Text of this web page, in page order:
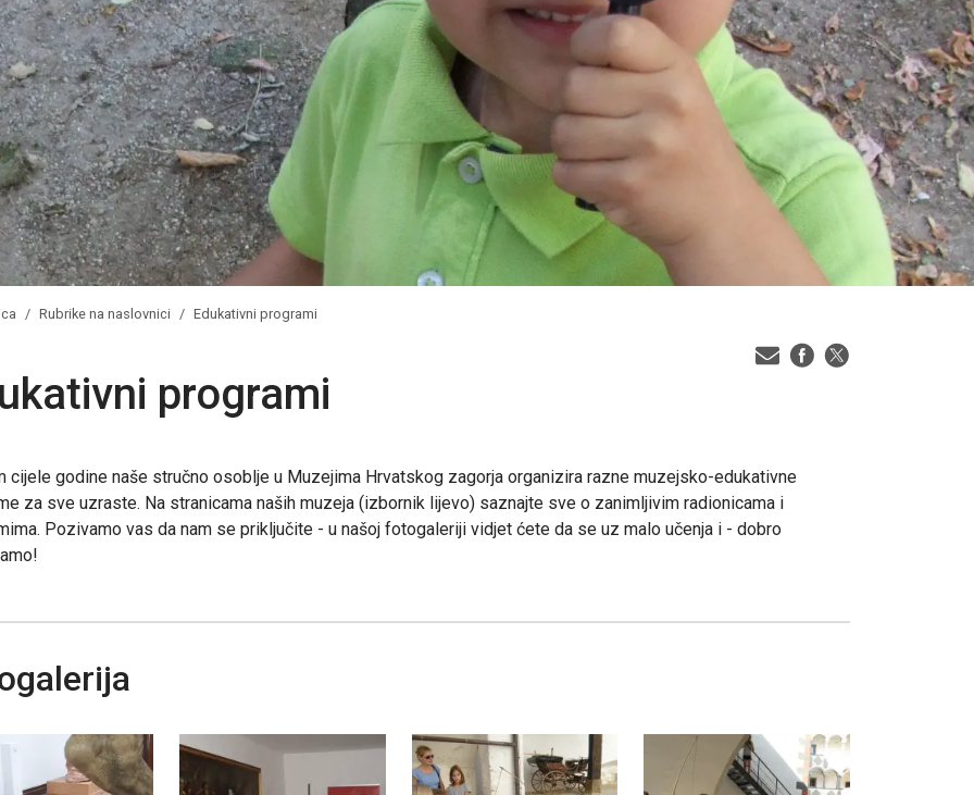
Rubrike na naslovnici Edukativni programi
programi
cijele godine naše stručno osoblje u Muzejima Hrvatskog zagorja organizira razne muzejsko-edukativne
za sve uzraste. Na stranicama naših muzeja (izbornik lijevo) saznajte sve o zanimljivim radionicama i
Pozivamo vas da nam se priključite - u našoj fotogaleriji vidjet ćete da se uz malo učenja i - dobro